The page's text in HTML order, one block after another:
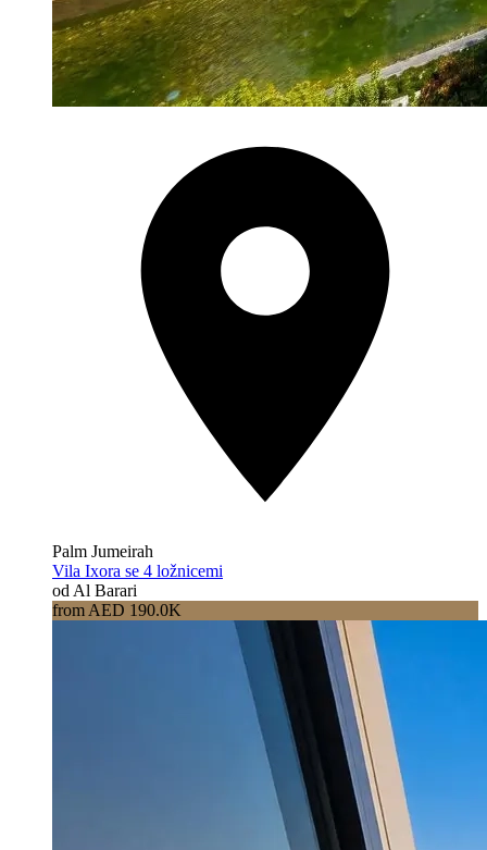
Palm Jumeirah
Vila Ixora se 4 ložnicemi
od Al Barari
from AED 190.0K